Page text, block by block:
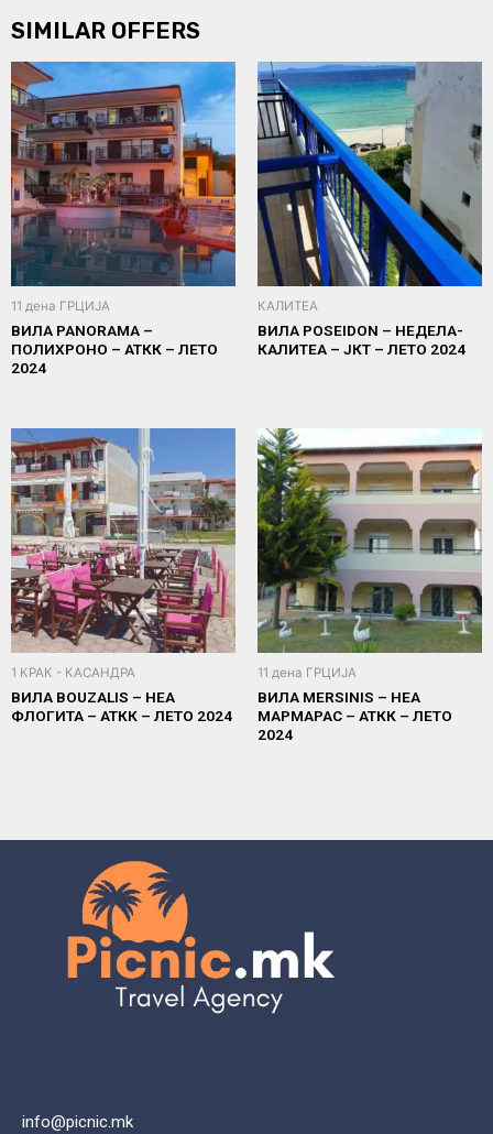
SIMILAR OFFERS
11 дена ГРЦИЈА
ВИЛА PANORAMA –
ПОЛИХРОНО – АТКК – ЛЕТО
2024
КАЛИТЕА
ВИЛА POSEIDON – НЕДЕЛА-
КАЛИТЕА – ЈКТ – ЛЕТО 2024
1 КРАК - КАСАНДРА
ВИЛА BOUZALIS – НЕА
ФЛОГИТА – АТКК – ЛЕТО 2024
11 дена ГРЦИЈА
ВИЛА MERSINIS – НЕА
МАРМАРАС – АТКК – ЛЕТО
2024
info@picnic.mk